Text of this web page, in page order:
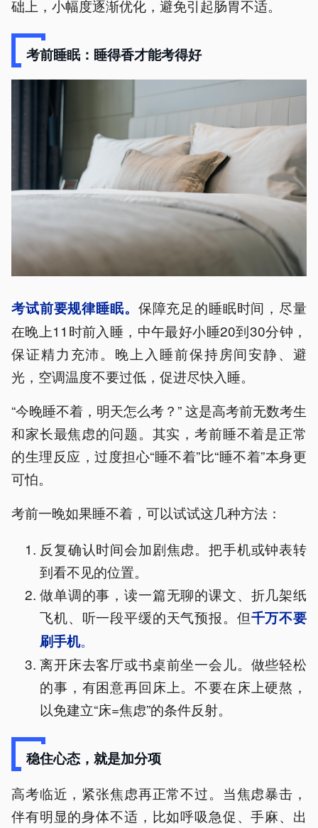
础上，小幅度逐渐优化，避免引起肠胃不适。
考前睡眠：睡得香才能考得好
考试前要规律睡眠。 保障充足的睡眠时间，尽量
在晚上11时前入睡，中午最好小睡20到30分钟，
保证精力充沛。晚上入睡前保持房间安静、避
光，空调温度不要过低，促进尽快入睡。
“今晚睡不着，明天怎么考？” 这是高考前无数考生
和家长最焦虑的问题。其实，考前睡不着是正常
的生理反应，过度担心“睡不着”比“睡不着”本身更
可怕。
考前一晚如果睡不着，可以试试这几种方法：
反复确认时间会加剧焦虑。把手机或钟表转
到看不见的位置。
做单调的事，读一篇无聊的课文、折几架纸
飞机、听一段平缓的天气预报。但千万不要
刷手机。
离开床去客厅或书桌前坐一会儿。做些轻松
的事，有困意再回床上。不要在床上硬熬，
以免建立“床=焦虑”的条件反射。
稳住心态，就是加分项
高考临近，紧张焦虑再正常不过。当焦虑暴击，
伴有明显的身体不适，比如呼吸急促、手麻、出